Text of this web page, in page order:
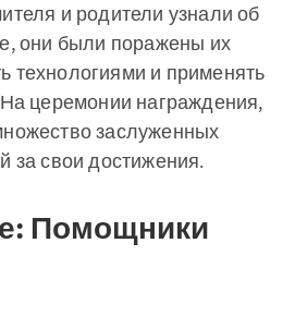
и родители узнали об
они были поражены их
технологиями и применять
церемонии награждения,
заслуженных
за свои достижения.
Помощники